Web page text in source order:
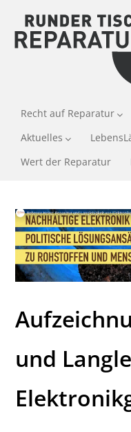
Recht auf Reparatur
Aktuelles
Wert der Reparatur
und